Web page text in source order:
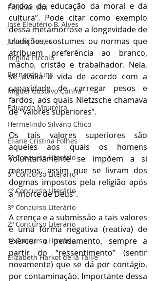
Ercilene Vita
José Eleutério B. Alves
Juliana Torres
Regina Piccolo
Bernardo Lins
Miguel Gustavo Cunha
Eduardo Moureira
Hermelindo Silvano Chico
Eliane Cristina Folhes
5º Concurso Literário
6º Concurso Literário
4º Concurso Literário
3º Concurso Literário
2º Concurso Literário
1º Concurso Literário
Elizabeth Harkot de la Taille
fardos da educação da moral e da
cultura”. Pode citar como exemplo
dessa metamorfose a longevidade de
tradições, costumes ou normas que
atribuem preferência ao branco,
macho, cristão e trabalhador. Nela,
se avalia a vida de acordo com a
capacidade de carregar pesos e
fardos, aos quais Nietzsche chamava
de “valores superiores”.
Os tais valores superiores são
aqueles aos quais os homens
voluntariamente se impõem a si
mesmos, assim que se livram dos
dogmas impostos pela religião após
a “morte de Deus”.
A crença e a submissão a tais valores
é uma forma negativa (reativa) de
exercer o pensamento, sempre a
partir do “ressentimento” (sentir
novamente) que se dá por contágio,
por contaminação. Importante dessa